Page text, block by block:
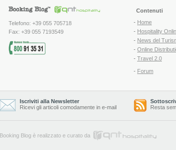
Telefono: +39 055 705718
Fax: +39 055 7193549
Contenuti
- Home
- Hospitality
- News del
- Online
- Travel 2.0
- Forum
Iscriviti alla Newsletter
Ricevi gli articoli comodamente in e-mail
Resta
Booking Blog è realizzato e curato da